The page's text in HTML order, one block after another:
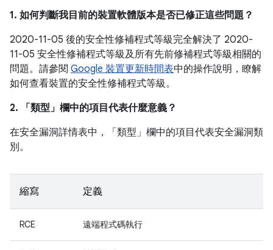
1. 如何判斷我目前的裝置軟體版本是否已修正這些問題？
2020-11-05 後的安全性修補程式等級完全解決了 2020-
11-05 安全性修補程式等級及所有先前修補程式等級相關的
問題。請參閱 Google 裝置更新時間表中的操作說明，瞭解
如何查看裝置的安全性修補程式等級。
2. 「類型」 欄中的項目代表什麼意義？
在安全漏洞詳情表中，「類型」 欄中的項目代表安全漏洞類
別。
縮寫 定義
RCE 遠端程式碼執行